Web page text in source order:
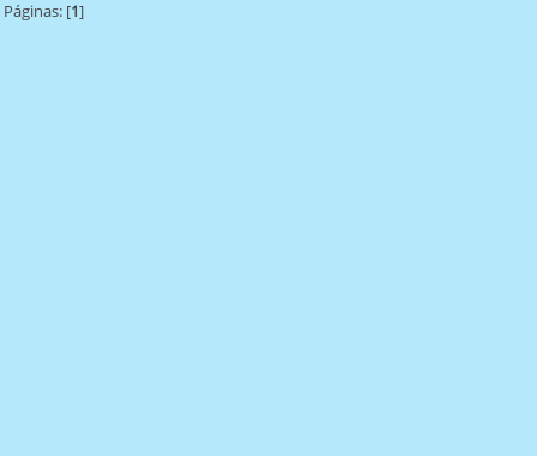
Páginas: [1]